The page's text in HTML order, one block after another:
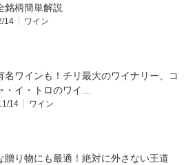
銘柄簡単解説
14 ワイン
名ワインも！チリ最大のワイナリー、コ
・イ・トロのワイ…
14 ワイン
贈り物にも最適！絶対に外さない王道